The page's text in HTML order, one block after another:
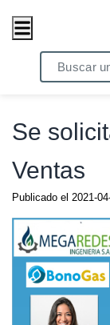
/ Empleos /
Se
Ventas
Publicado el 2021-